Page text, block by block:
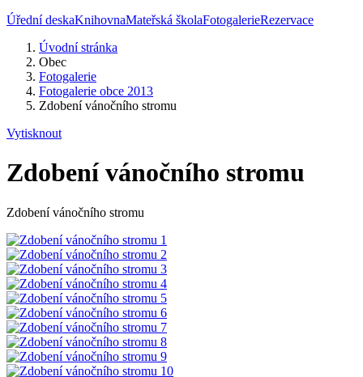
Úřední deskaKnihovnaMateřská školaFotogalerieRezervace
Úvodní stránka
Obec
Fotogalerie
Fotogalerie obce 2013
Zdobení vánočního stromu
Vytisknout
Zdobení vánočního stromu
Zdobení vánočního stromu